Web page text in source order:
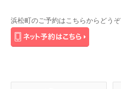
浜松町のご予約はこちらからどうぞ